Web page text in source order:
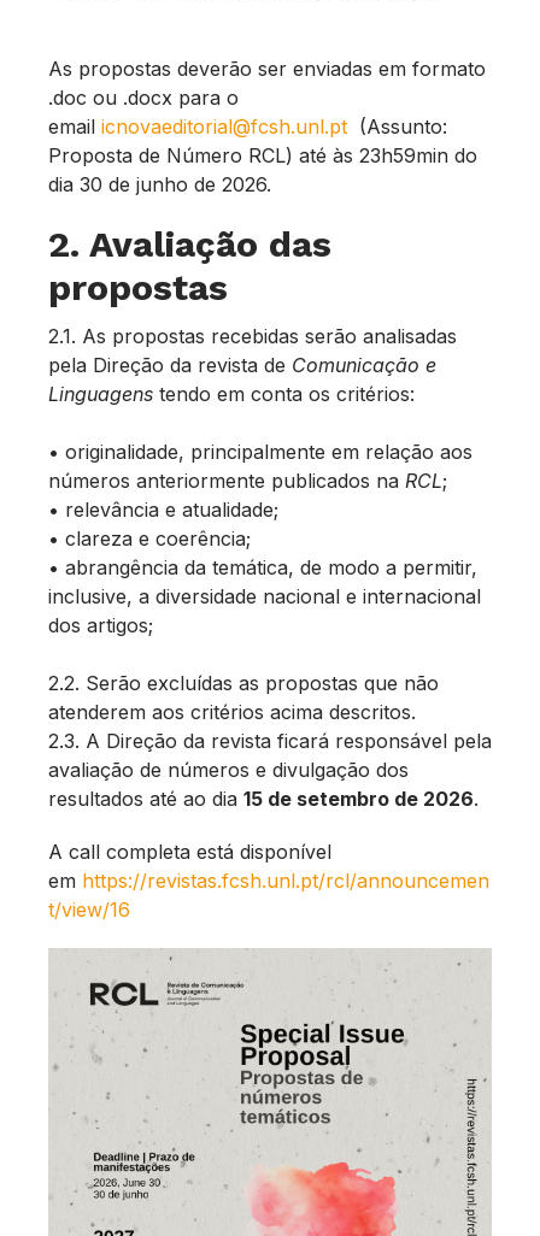
As propostas deverão ser enviadas em formato
.doc ou .docx para o
email icnovaeditorial@fcsh.unl.pt (Assunto:
Proposta de Número RCL) até às 23h59min do
dia 30 de junho de 2026.
2. Avaliação das
propostas
2.1. As propostas recebidas serão analisadas
pela Direção da revista de Comunicação e
Linguagens tendo em conta os critérios:
• originalidade, principalmente em relação aos
números anteriormente publicados na RCL;
• relevância e atualidade;
• clareza e coerência;
• abrangência da temática, de modo a permitir,
inclusive, a diversidade nacional e internacional
dos artigos;
2.2. Serão excluídas as propostas que não
atenderem aos critérios acima descritos.
2.3. A Direção da revista ficará responsável pela
avaliação de números e divulgação dos
resultados até ao dia 15 de setembro de 2026.
A call completa está disponível
em https://revistas.fcsh.unl.pt/rcl/announcemen
t/view/16